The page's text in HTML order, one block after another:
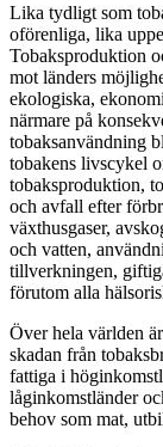
Lika tydligt som
oförenliga, lika
Tobaksproduktion
mot länders
ekologiska,
närmare på
tobaksanvändning
tobakens livscykel
tobaksproduktion,
och avfall efter
växthusgaser,
och vatten,
tillverkningen,
förutom alla
Över hela världen
skadan från
fattiga i
låginkomstländer
behov som mat,